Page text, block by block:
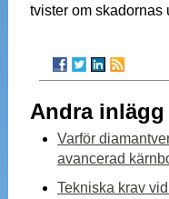
tvister om skadornas
Andra inlägg
Varför
avancerad
Tekniska krav